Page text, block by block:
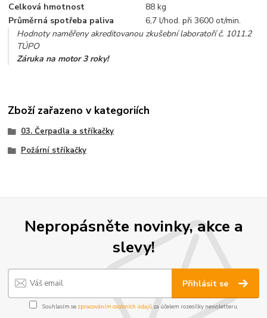
Celková hmotnost
88 kg
Průměrná spotřeba paliva
6,7 l/hod. při 3600 ot/min.
Hodnoty naměřeny akreditovanou zkušební laboratoří č. 1011.2
TÚPO
Záruka na motor 3 roky!
Zboží zařazeno v kategoriích
03. Čerpadla a stříkačky
Požární stříkačky
Nepropásněte novinky, akce a
slevy!
Přihlásit se
Souhlasím se zpracováním osobních údajůza účelem rozesílky newsletteru.